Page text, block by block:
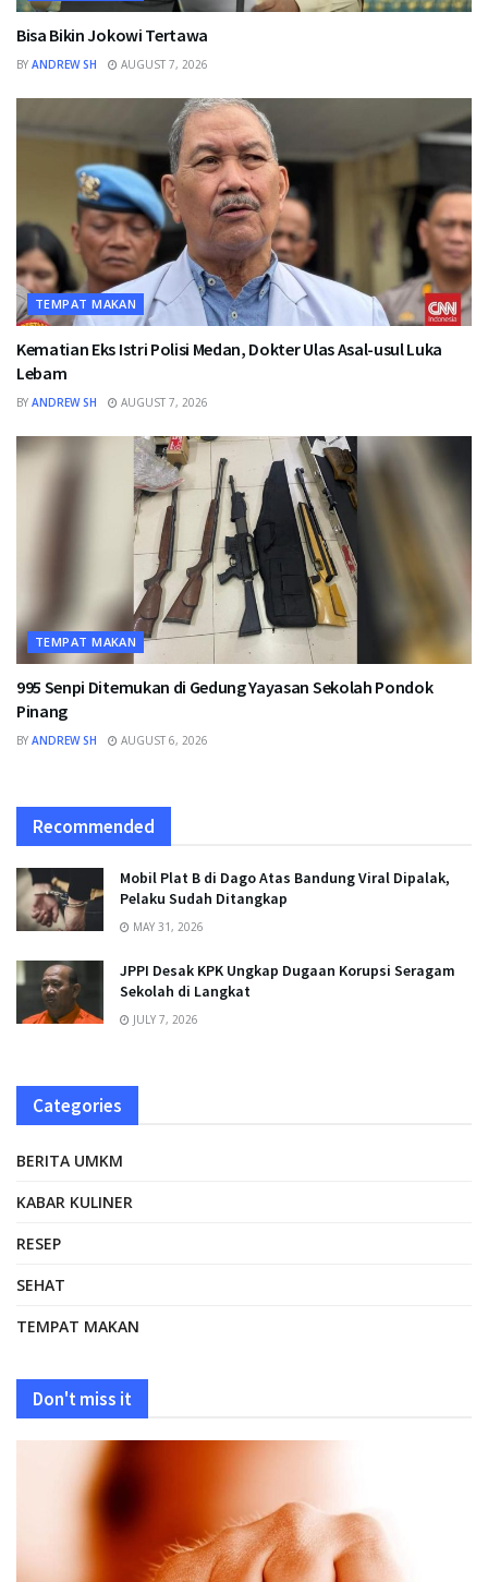
Bisa Bikin Jokowi Tertawa
BY ANDREW SH AUGUST 7, 2026
TEMPAT MAKAN
Kematian Eks Istri Polisi Medan, Dokter Ulas Asal-usul Luka
Lebam
BY ANDREW SH AUGUST 7, 2026
TEMPAT MAKAN
995 Senpi Ditemukan di Gedung Yayasan Sekolah Pondok
Pinang
BY ANDREW SH AUGUST 6, 2026
Recommended
Mobil Plat B di Dago Atas Bandung Viral Dipalak,
Pelaku Sudah Ditangkap
MAY 31, 2026
JPPI Desak KPK Ungkap Dugaan Korupsi Seragam
Sekolah di Langkat
JULY 7, 2026
Categories
BERITA UMKM
KABAR KULINER
RESEP
SEHAT
TEMPAT MAKAN
Don't miss it